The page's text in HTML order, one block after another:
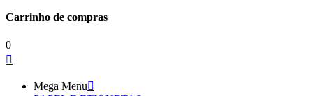
Carrinho de compras
0

Mega Menu